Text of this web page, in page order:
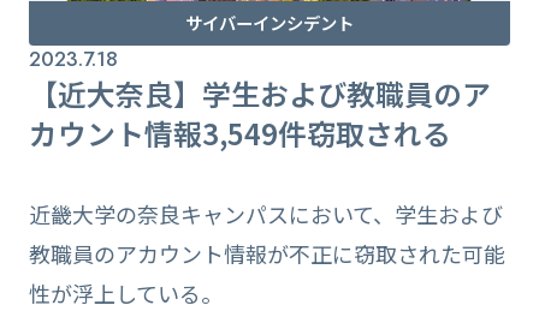
サイバーインシデント
2023.7.18
【近大奈良】学生および教職員のア
カウント情報3,549件窃取される
近畿大学の奈良キャンパスにおいて、学生および
教職員のアカウント情報が不正に窃取された可能
性が浮上している。